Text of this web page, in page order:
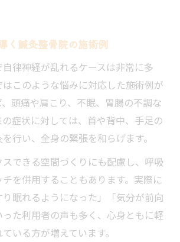
く鍼灸整骨院の施術例
律神経が乱れるケースは非常に多
このような悩みに対応した施術例が
頭痛や肩こり、不眠、胃腸の不調な
症状に対しては、首や背中、手足の
行い、全身の緊張を和らげます。
できる空間づくりにも配慮し、呼吸
を併用することもあります。実際に
り眠れるようになった」「気分が前向
た利用者の声も多く、心身ともに軽
いる方が増えています。